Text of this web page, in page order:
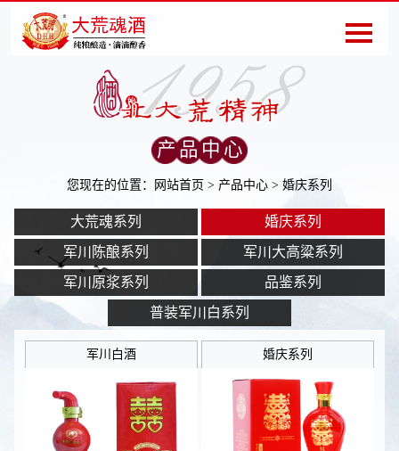
产品中心
您现在的位置： 网站首页 > 产品中心 > 婚庆系列
大荒魂系列
婚庆系列
军川陈酿系列
军川大高粱系列
军川原浆系列
品鉴系列
普装军川白系列
军川白酒 婚庆系列